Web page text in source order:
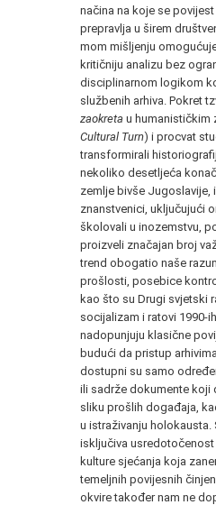
načina na koje se
prepravlja u širem
mom mišljenju
kritičniju analizu bez
disciplinarnom logikom
službenih arhiva. Pokret
zaokreta u humanističkim
Cultural Turn) i procvat
transformirali
nekoliko desetljeća
zemlje bivše Jugoslavije,
znanstvenici, uključujući
školovali u inozemstvu,
proizveli značajan broj
trend obogatio naše
prošlosti, posebice
kao što su Drugi svjetski
socijalizam i ratovi 1990-
nadopunjuju klasične
budući da pristup
dostupni su samo
ili sadrže dokumente koji
sliku prošlih događaja,
u istraživanju holokausta.
isključiva
kulture sjećanja koja
temeljnih povijesnih
okvire također nam ne